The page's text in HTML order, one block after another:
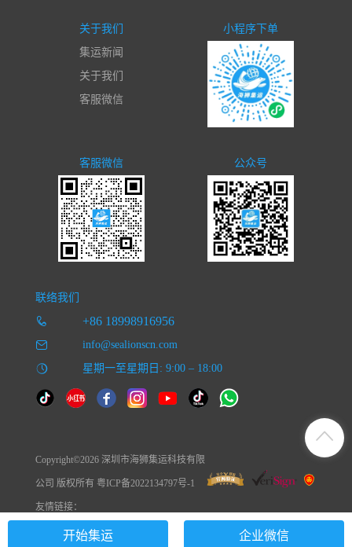
关于我们
集运新闻
关于我们
客服微信
小程序下单
客服微信 公众号
联络我们
+86 18998916956
info@sealionscn.com
星期一至星期日: 9:00 – 18:00
Copyright©2026 深圳市海狮集运科技有限
公司 版权所有 粤ICP备2022134797号-1
友情链接：
开始集运 企业微信